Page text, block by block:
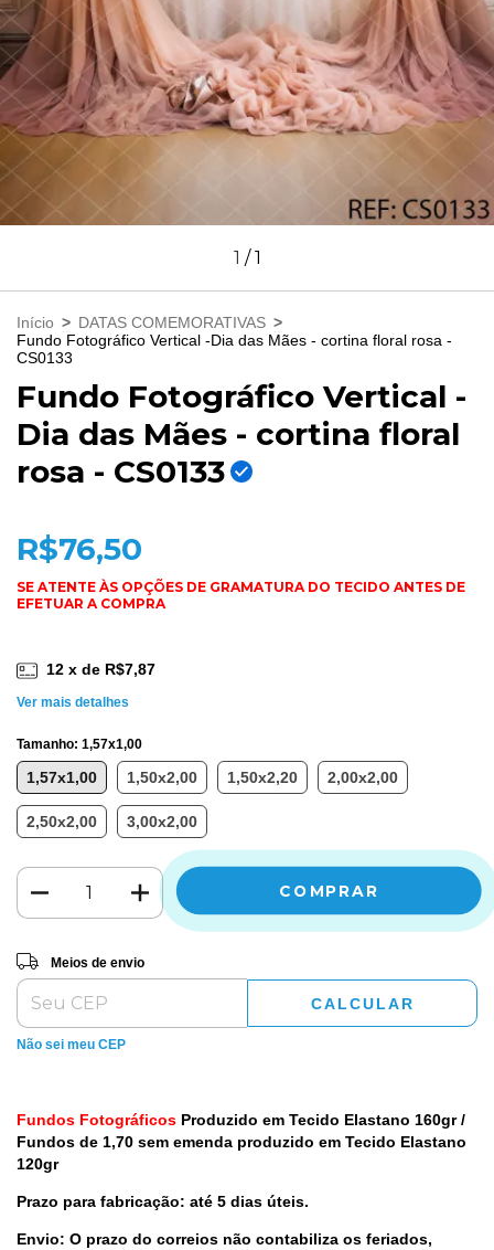
1 /1
Início > DATAS COMEMORATIVAS >
Fundo Fotográfico Vertical -Dia das Mães - cortina floral rosa -
CS0133
Fundo Fotográfico Vertical -
Dia das Mães - cortina floral
rosa - CS0133
R$76,50
12 x de R$7,87
Ver mais detalhes
Tamanho: 1,57x1,00
1,57x1,00 1,50x2,00 1,50x2,20 2,00x2,00
2,50x2,00 3,00x2,00
Entregas para o CEP:
Meios de envio
CALCULAR
Não sei meu CEP
Fundos Fotográficos Produzido em Tecido Elastano 160gr /
Fundos de 1,70 sem emenda produzido em Tecido Elastano
120gr
Prazo para fabricação: até 5 dias úteis.
Envio: O prazo do correios não contabiliza os feriados,